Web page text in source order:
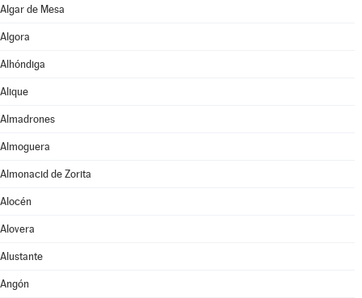
Algar de Mesa
Algora
Alhóndiga
Alique
Almadrones
Almoguera
Almonacid de Zorita
Alocén
Alovera
Alustante
Angón